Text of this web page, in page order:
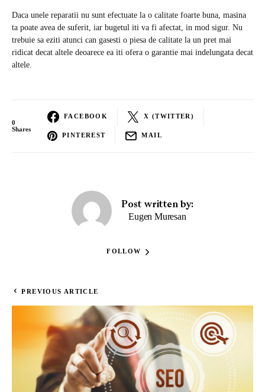
Daca unele reparatii nu sunt efectuate la o calitate foarte buna, masina
ta poate avea de suferit, iar bugetul iti va fi afectat, in mod sigur. Nu
trebuie sa eziti atunci can gasesti o piesa de calitate la un pret mai
ridicat decat altele deoarece ea iti ofera o garantie mai indelungata decat
altele.
0
Shares
FACEBOOK X (TWITTER)
PINTEREST MAIL
Post written by:
Eugen Muresan
FOLLOW
PREVIOUS ARTICLE